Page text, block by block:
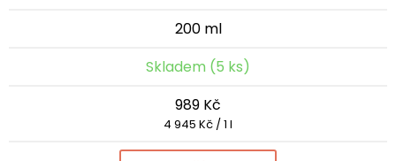
200 ml
Skladem (5 ks)
989 Kč
4 945 Kč / 1 l